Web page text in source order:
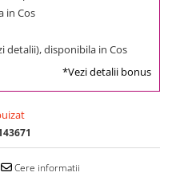
in Cos
detalii), disponibila in Cos
*Vezi detalii bonus
Cere informatii